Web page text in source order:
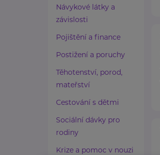
Návykové látky a
závislosti
Pojištění a finance
Postižení a poruchy
Těhotenství, porod,
mateřství
Cestování s dětmi
Sociální dávky pro
rodiny
Krize a pomoc v nouzi